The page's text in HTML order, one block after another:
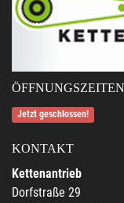
ÖFFNUNGSZEITEN
Jetzt geschlossen!
KONTAKT
Kettenantrieb
Dorfstraße 29